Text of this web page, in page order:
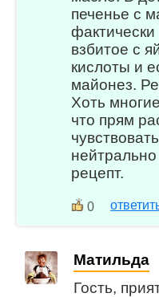
печенье с
взбитое с
кислоты и
майонез.
Хоть
что прям
рецепт.
0
Матильда
Гость,